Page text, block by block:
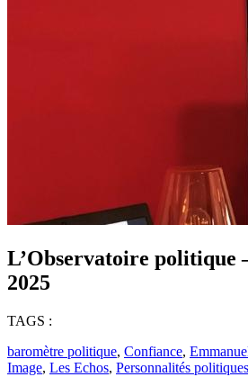
L’Observatoire politique
2025
TAGS :
baromètre politique, Confiance,
Image, Les Echos, Personnalités politiques